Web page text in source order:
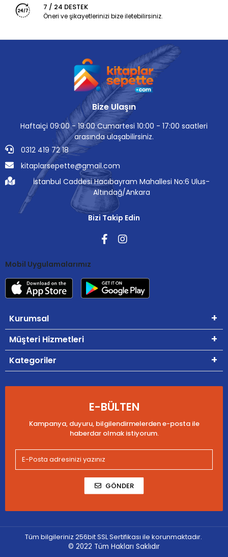
7 / 24 DESTEK
Öneri ve şikayetlerinizi bize iletebilirsiniz.
Bize Ulaşın
Haftaiçi 09:00 - 19:00 Cumartesi 10:00 - 17:00 saatleri
arasında ulaşabilirsiniz.
0312 419 72 18
kitaplarsepette@gmail.com
İstanbul Caddesi Hacıbayram Mahallesi No:6 Ulus-
Altındağ/Ankara
Bizi Takip Edin
Mobil Uygulamalarımız
Kurumsal
Müşteri Hizmetleri
Kategoriler
E-BÜLTEN
Kampanya, duyuru, bilgilendirmelerden e-posta ile
haberdar olmak istiyorum.
GÖNDER
Tüm bilgileriniz 256bit SSL Sertifikası ile korunmaktadır.
© 2022 Tüm Hakları Saklıdır